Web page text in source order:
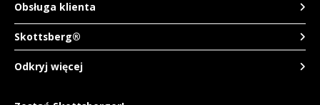
Skottsberg®
Obsługa klienta
Odkryj więcej